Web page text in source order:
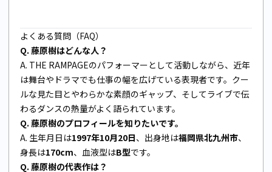
よくある質問（FAQ）
Q. 藤原樹はどんな人？
A. THE RAMPAGEのパフォーマーとして活動しながら、近年
は舞台やドラマでも仕事の幅を広げている表現者です。クー
ルな見た目とやわらかな素顔のギャップ、そしてライブで伝
わるダンスの熱量がよく語られています。
Q. 藤原樹のプロフィールを知りたいです。
A. 生年月日は1997年10月20日、出身地は福岡県北九州市、
身長は170cm、血液型はB型です。
Q. 藤原樹の代表作は？